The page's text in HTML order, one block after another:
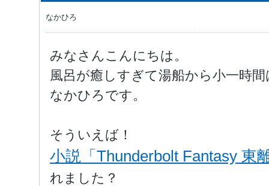
なかひろ
みなさんこんにちは。
風呂が癒しすぎて湯船から小一時
なかひろです。
そういえば！
小説「Thunderbolt Fantasy 東
れました？